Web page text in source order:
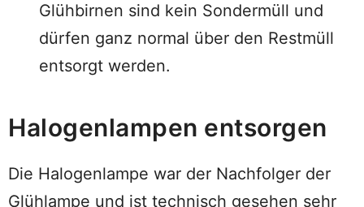
Glühbirnen sind kein Sondermüll und
dürfen ganz normal über den Restmüll
entsorgt werden.
Halogenlampen entsorgen
Die Halogenlampe war der Nachfolger der
Glühlampe und ist technisch gesehen sehr